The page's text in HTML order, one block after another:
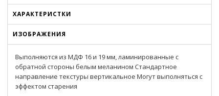
ХАРАКТЕРИСТКИ
ИЗОБРАЖЕНИЯ
Выполняются из МДФ 16 и 19 мм, ламинированные с
обратной стороны белым меланином Стандартное
направление текстуры вертикальное Могут выполняться с
эффектом старения